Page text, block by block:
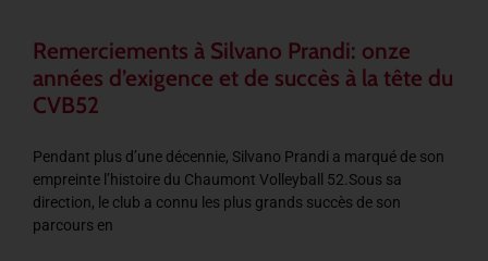
Remerciements à Silvano Prandi: onze
années d’exigence et de succès à la tête du
CVB52
Pendant plus d’une décennie, Silvano Prandi a marqué de son
empreinte l’histoire du Chaumont Volleyball 52.Sous sa
direction, le club a connu les plus grands succès de son
parcours en